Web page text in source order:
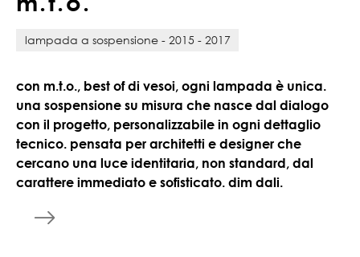
lampada a sospensione - 2015 - 2017
con m.t.o., best of di vesoi, ogni lampada è unica.
una sospensione su misura che nasce dal dialogo
con il progetto, personalizzabile in ogni dettaglio
tecnico. pensata per architetti e designer che
cercano una luce identitaria, non standard, dal
carattere immediato e sofisticato. dim dali.